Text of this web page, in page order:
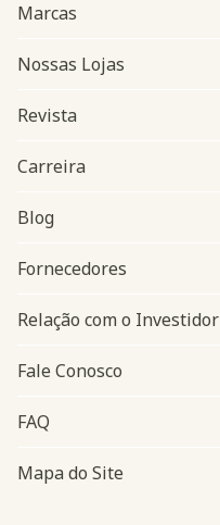
Navegação do rodapé
Marcas
Nossas Lojas
Revista
Carreira
Blog
Fornecedores
Relação com o Investidor
Fale Conosco
FAQ
Mapa do Site